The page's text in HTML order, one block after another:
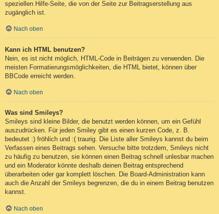
speziellen Hilfe-Seite, die von der Seite zur Beitragserstellung aus
zugänglich ist.
Nach oben
Kann ich HTML benutzen?
Nein, es ist nicht möglich, HTML-Code in Beiträgen zu verwenden. Die
meisten Formatierungsmöglichkeiten, die HTML bietet, können über
BBCode erreicht werden.
Nach oben
Was sind Smileys?
Smileys sind kleine Bilder, die benutzt werden können, um ein Gefühl
auszudrücken. Für jeden Smiley gibt es einen kurzen Code, z. B.
bedeutet :) fröhlich und :( traurig. Die Liste aller Smileys kannst du beim
Verfassen eines Beitrags sehen. Versuche bitte trotzdem, Smileys nicht
zu häufig zu benutzen, sie können einen Beitrag schnell unlesbar machen
und ein Moderator könnte deshalb deinen Beitrag entsprechend
überarbeiten oder gar komplett löschen. Die Board-Administration kann
auch die Anzahl der Smileys begrenzen, die du in einem Beitrag benutzen
kannst.
Nach oben